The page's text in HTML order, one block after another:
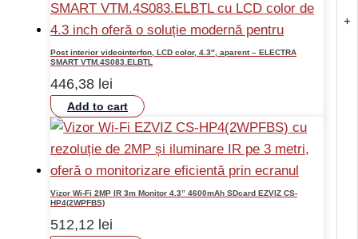
+
Post interior videointerfon, LCD color, 4.3″, aparent – ELECTRA
SMART VTM.4S083.ELBTL
446,38 lei
Add to cart
Vizor Wi-Fi 2MP IR 3m Monitor 4.3” 4600mAh SDcard EZVIZ CS-
HP4(2WPFBS)
512,12 lei